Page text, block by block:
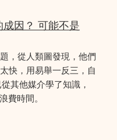
因？ 可能不是
，從人類圖發現，他們
快，用易舉一反三，自
其他媒介學了知識，
費時間。